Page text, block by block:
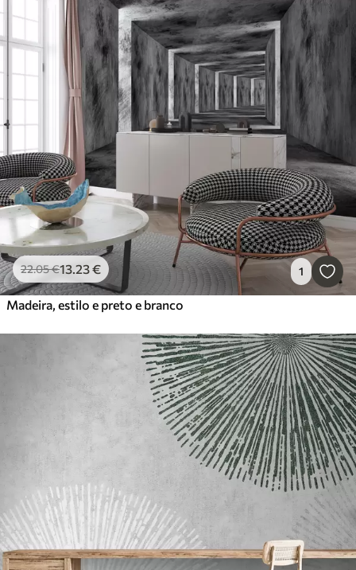
22.05€13.23€ 1
Madeira, estilo e preto e branco